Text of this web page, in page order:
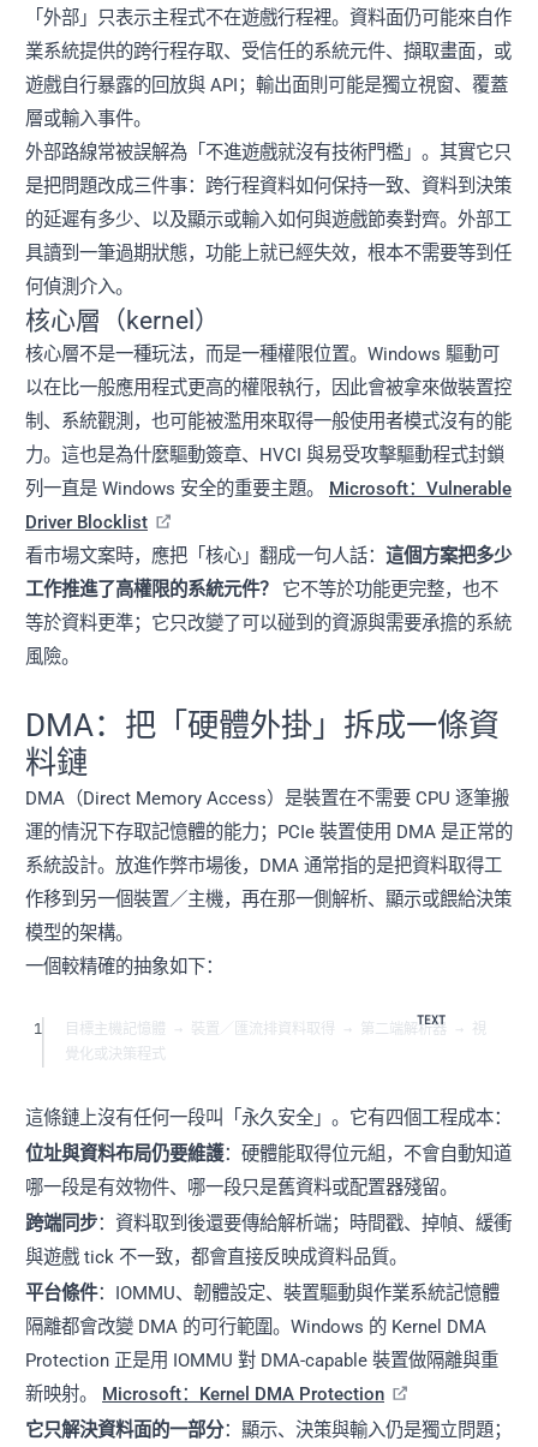
「外部」只表示主程式不在遊戲行程裡。資料面仍可能來自作
業系統提供的跨行程存取、受信任的系統元件、擷取畫面，或
遊戲自行暴露的回放與 API；輸出面則可能是獨立視窗、覆蓋
層或輸入事件。
外部路線常被誤解為「不進遊戲就沒有技術門檻」。其實它只
是把問題改成三件事：跨行程資料如何保持一致、資料到決策
的延遲有多少、以及顯示或輸入如何與遊戲節奏對齊。外部工
具讀到一筆過期狀態，功能上就已經失效，根本不需要等到任
何偵測介入。
核心層（kernel）
核心層不是一種玩法，而是一種權限位置。Windows 驅動可
以在比一般應用程式更高的權限執行，因此會被拿來做裝置控
制、系統觀測，也可能被濫用來取得一般使用者模式沒有的能
力。這也是為什麼驅動簽章、HVCI 與易受攻擊驅動程式封鎖
列一直是 Windows 安全的重要主題。 Microsoft：Vulnerable
Driver Blocklist
看市場文案時，應把「核心」翻成一句人話： 這個方案把多少
工作推進了高權限的系統元件？
它不等於功能更完整，也不
等於資料更準；它只改變了可以碰到的資源與需要承擔的系統
風險。
DMA：把「硬體外掛」拆成一條資
料鏈
DMA（Direct Memory Access）是裝置在不需要 CPU 逐筆搬
運的情況下存取記憶體的能力；PCIe 裝置使用 DMA 是正常的
系統設計。放進作弊市場後，DMA 通常指的是把資料取得工
作移到另一個裝置／主機，再在那一側解析、顯示或餵給決策
模型的架構。
一個較精確的抽象如下：
1
目標主機記憶體 → 裝置／匯流排資料取得 → 第二端解析器 → 視
覺化或決策程式
這條鏈上沒有任何一段叫「永久安全」。它有四個工程成本：
位址與資料布局仍要維護：硬體能取得位元組，不會自動知道
哪一段是有效物件、哪一段只是舊資料或配置器殘留。
跨端同步：資料取到後還要傳給解析端；時間戳、掉幀、緩衝
與遊戲 tick 不一致，都會直接反映成資料品質。
平台條件：IOMMU、韌體設定、裝置驅動與作業系統記憶體
隔離都會改變 DMA 的可行範圍。Windows 的 Kernel DMA
Protection 正是用 IOMMU 對 DMA-capable 裝置做隔離與重
新映射。 Microsoft：Kernel DMA Protection
它只解決資料面的一部分：顯示、決策與輸入仍是獨立問題；